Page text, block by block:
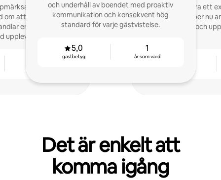
mot gäster,
om att det är de små
en vistelse till en
upplevelse.
och underhåll av boendet med proaktiv
kommunikation och konsekvent hög
standard för varje gästvistelse.
5,0
gästbetyg
1
år som värd
Jag började hyra ett
sedan. Jag hjälper nu
betyg och
Det är enkelt att
komma igång